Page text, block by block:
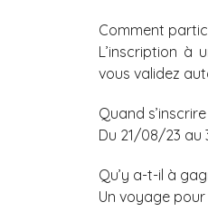
Comment
L’inscription à
vous validez
Quand
Du 21/08/23 au
Qu’y a-t-il à
Un voyage